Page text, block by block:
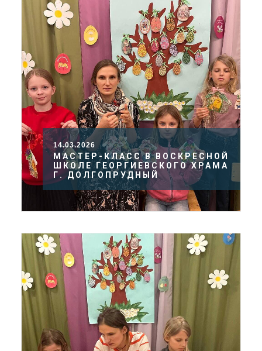
14.03.2026
МАСТЕР-КЛАСС В ВОСКРЕСНОЙ
ШКОЛЕ ГЕОРГИЕВСКОГО ХРАМА
Г. ДОЛГОПРУДНЫЙ